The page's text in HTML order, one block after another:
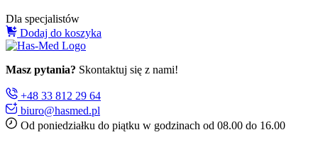
Dla specjalistów
Dodaj do koszyka
Masz pytania? Skontaktuj się z nami!
+48 33 812 29 64
biuro@hasmed.pl
Od poniedziałku do piątku w godzinach od 08.00 do 16.00